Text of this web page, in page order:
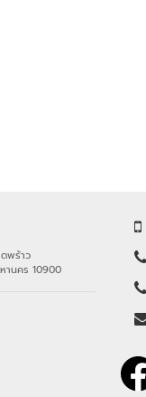
พร้าว
านคร 10900